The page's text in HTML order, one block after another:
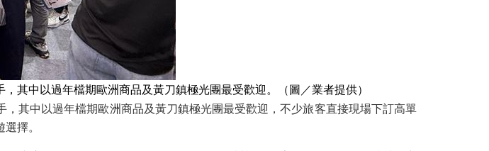
其中以過年檔期歐洲商品及黃刀鎮極光團最受歡迎。（圖／業者提供）
其中以過年檔期歐洲商品及黃刀鎮極光團最受歡迎，不少旅客直接現場下訂高單
擇。